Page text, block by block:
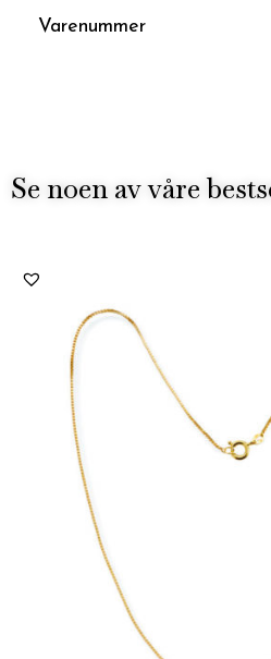
Varenummer
Se noen av våre